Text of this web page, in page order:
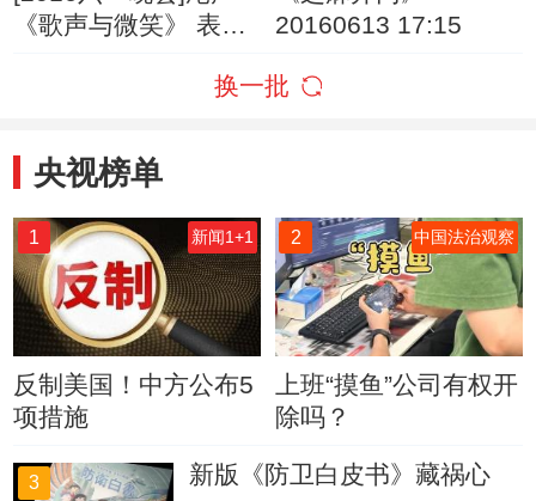
《歌声与微笑》 表
20160613 17:15
换一批
央视榜单
1 新闻1+1
反制美国！中方公布5
项措施
2 中国法治观察
上班“摸鱼”公司有权开
除吗？
3 新版《防卫白皮书》藏祸心